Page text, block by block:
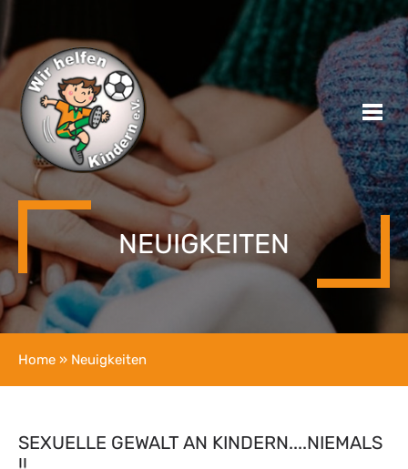
NEUIGKEITEN
Home » Neuigkeiten
SEXUELLE GEWALT AN KINDERN....NIEMALS
!!